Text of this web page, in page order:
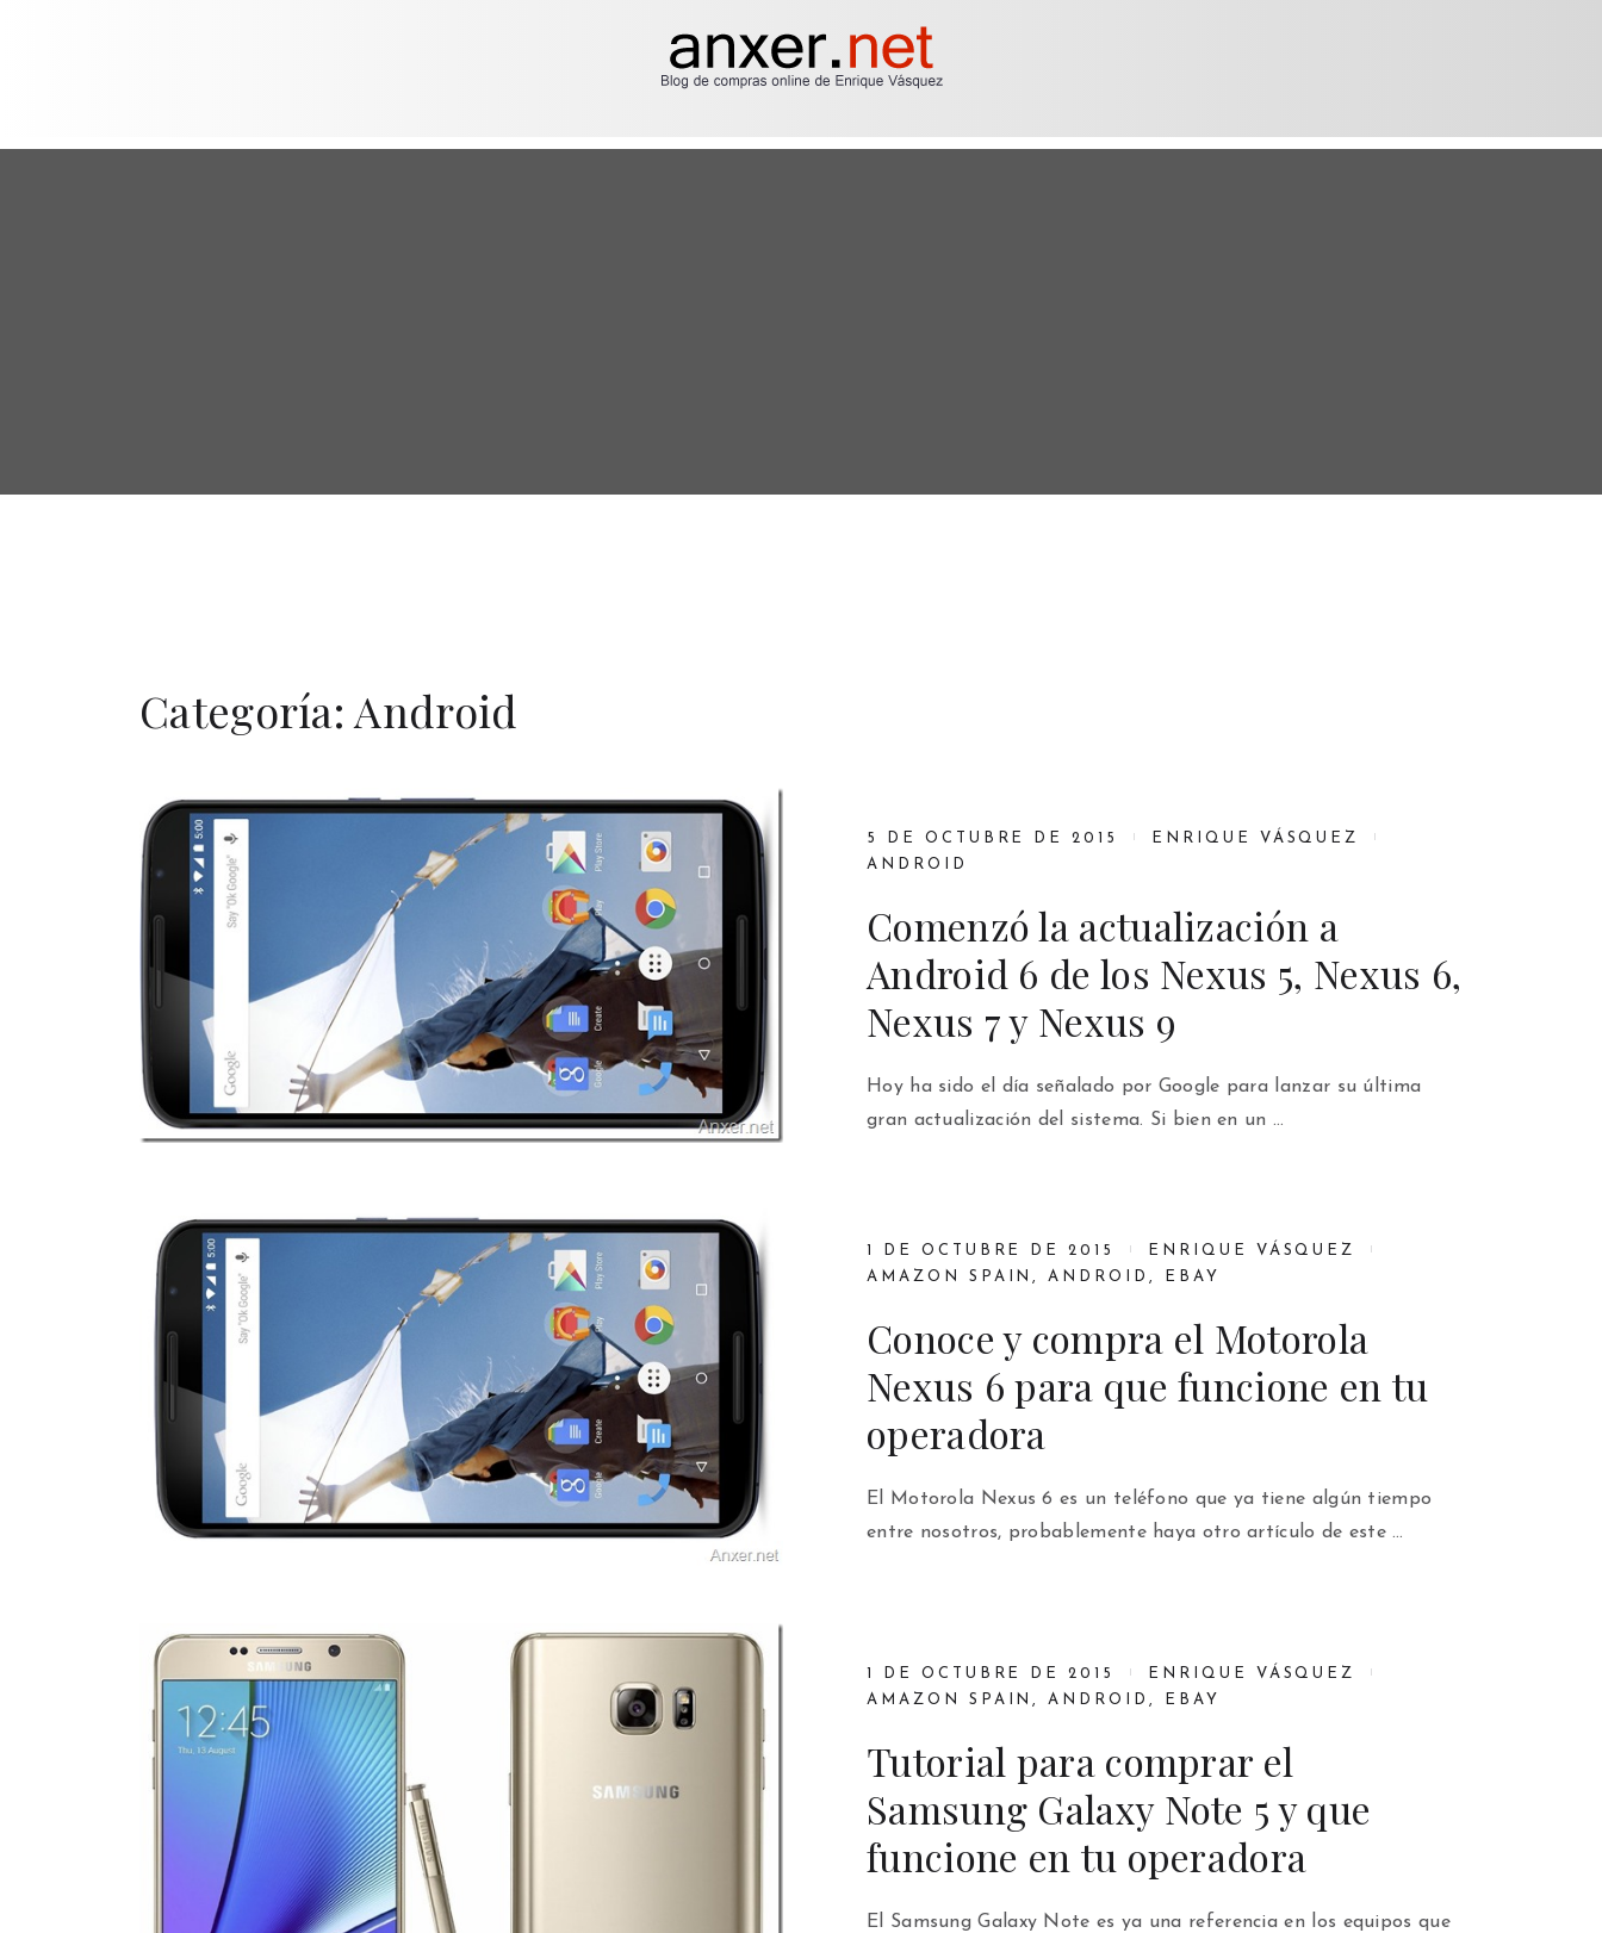
Categoría:Android
5 DE OCTUBRE DE 2015
ENRIQUE VÁSQUEZ
ANDROID
Comenzó la actualización a
Android 6 de los Nexus 5, Nexus 6,
Nexus 7 y Nexus 9
Hoy ha sido el día señalado por Google para lanzar su última
gran actualización del sistema. Si bien en un …
1 DE OCTUBRE DE 2015
ENRIQUE VÁSQUEZ
AMAZON SPAIN,ANDROID , EBAY
Conoce y compra el Motorola
Nexus 6 para que funcione en tu
operadora
El Motorola Nexus 6 es un teléfono que ya tiene algún tiempo
entre nosotros, probablemente haya otro artículo de este …
1 DE OCTUBRE DE 2015
ENRIQUE VÁSQUEZ
AMAZON SPAIN,ANDROID , EBAY
Tutorial para comprar el
Samsung Galaxy Note 5 y que
funcione en tu operadora
El Samsung Galaxy Note es ya una referencia en los equipos que